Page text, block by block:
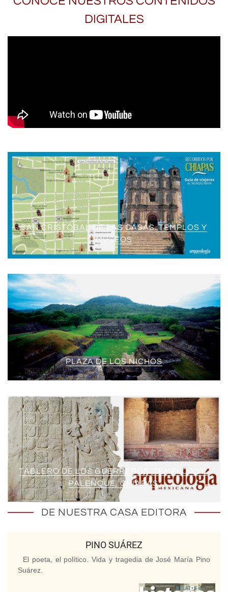
DIGITALES
SAN CRISTÓBAL DE LAS CASAS. TEMPLOS Y
MUSEOS
PLAZA DE LOS NICHOS
TABLERO DE LOS GUERREROS. TEMPLO XVII,
PALENQUE, CHIAPAS.
DE NUESTRA CASA EDITORA
PINO SUÁREZ
El poeta, el político. Vida y tragedia de José María Pino
Suárez.